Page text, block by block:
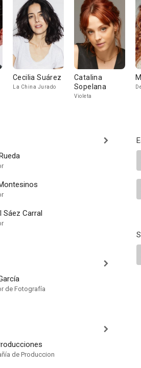
Cecilia Suárez
La China Jurado
Catalina
Sopelana
Violeta
Sáez Carral
de Fotografía
de Produccion